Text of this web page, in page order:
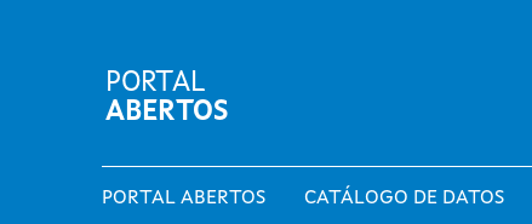
PORTAL
ABERTOS
PORTAL ABERTOS CATÁLOGO DE DATOS